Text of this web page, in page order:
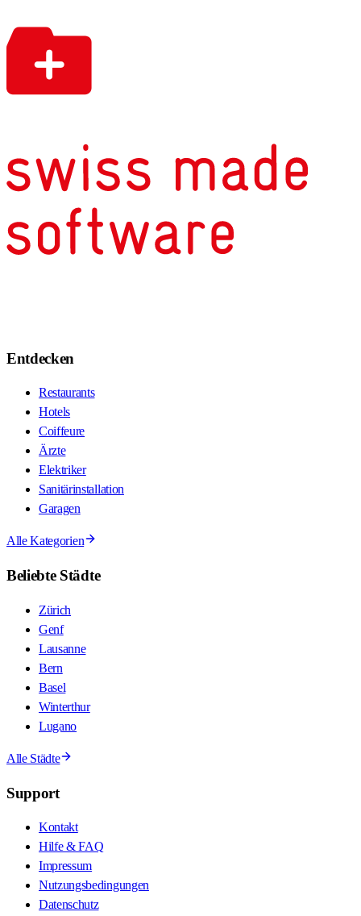
Entdecken
Restaurants
Hotels
Coiffeure
Ärzte
Elektriker
Sanitärinstallation
Garagen
Alle Kategorien
Beliebte Städte
Zürich
Genf
Lausanne
Bern
Basel
Winterthur
Lugano
Alle Städte
Support
Kontakt
Hilfe & FAQ
Impressum
Nutzungsbedingungen
Datenschutz